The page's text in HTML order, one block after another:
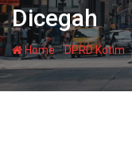
Dicegah
Home-DPRD Kotim